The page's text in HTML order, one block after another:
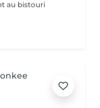
au bistouri